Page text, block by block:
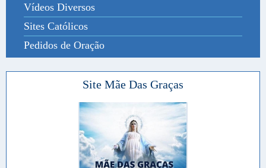
Vídeos Diversos
Sites Católicos
Pedidos de Oração
Site Mãe Das Graças